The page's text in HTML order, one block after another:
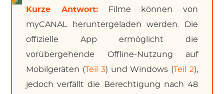
Kurze Antwort:Filme können von
myCANAL heruntergeladen werden. Die
offizielle App ermöglicht die
vorübergehende Offline-Nutzung auf
Mobilgeräten (Teil 3) und Windows (Teil 2),
jedoch verfällt die Berechtigung nach 48